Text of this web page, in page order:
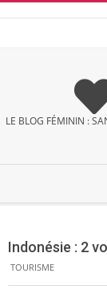
LE BLOG FÉMININ :
Menu
Indonésie : 2
TOURISME